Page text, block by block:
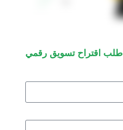
طلب اقتراح تسويق رقمي